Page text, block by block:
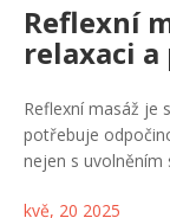
Reflexní
relaxaci a
Reflexní masáž je
potřebuje
nejen s uvolněním
reflexní masáže
kvě, 20 2025